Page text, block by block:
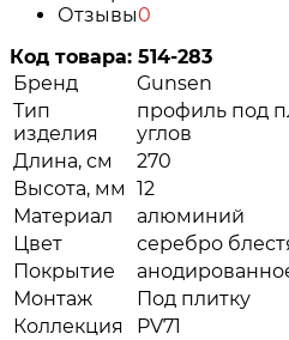
Отзывы0
Код товара: 514-283
Бренд
Gunsen
Тип
изделия
профиль под
углов
Длина, см
270
Высота, мм 12
Материал
алюминий
Цвет
серебро
Покрытие
Монтаж
Под плитку
Коллекция
PV71